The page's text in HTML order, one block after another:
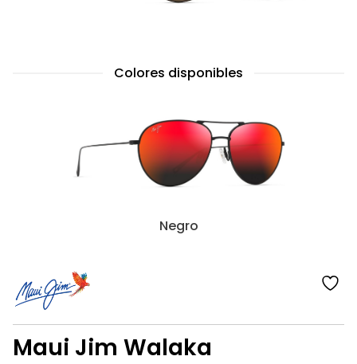
Colores disponibles
Negro
la
Maui Jim Walaka